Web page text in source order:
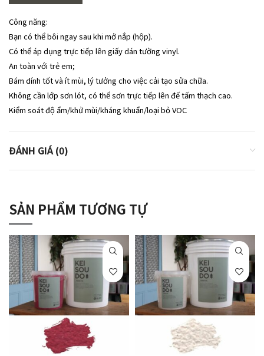
Công năng:
Bạn có thể bôi ngay sau khi mở nắp (hộp).
Có thể áp dụng trực tiếp lên giấy dán tường vinyl.
An toàn với trẻ em;
Bám dính tốt và ít mùi, lý tưởng cho việc cải tạo sửa chữa.
Không cần lớp sơn lót, có thể sơn trực tiếp lên đế tấm thạch cao.
Kiểm soát độ ẩm/khử mùi/kháng khuẩn/loại bỏ VOC
ĐÁNH GIÁ (0)
SẢN PHẨM TƯƠNG TỰ